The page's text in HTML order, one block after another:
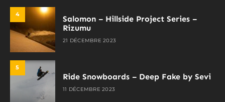
4
Salomon – Hillside Project Series –
Rizumu
21 DÉCEMBRE 2023
5
Ride Snowboards – Deep Fake by Sevi
11 DÉCEMBRE 2023